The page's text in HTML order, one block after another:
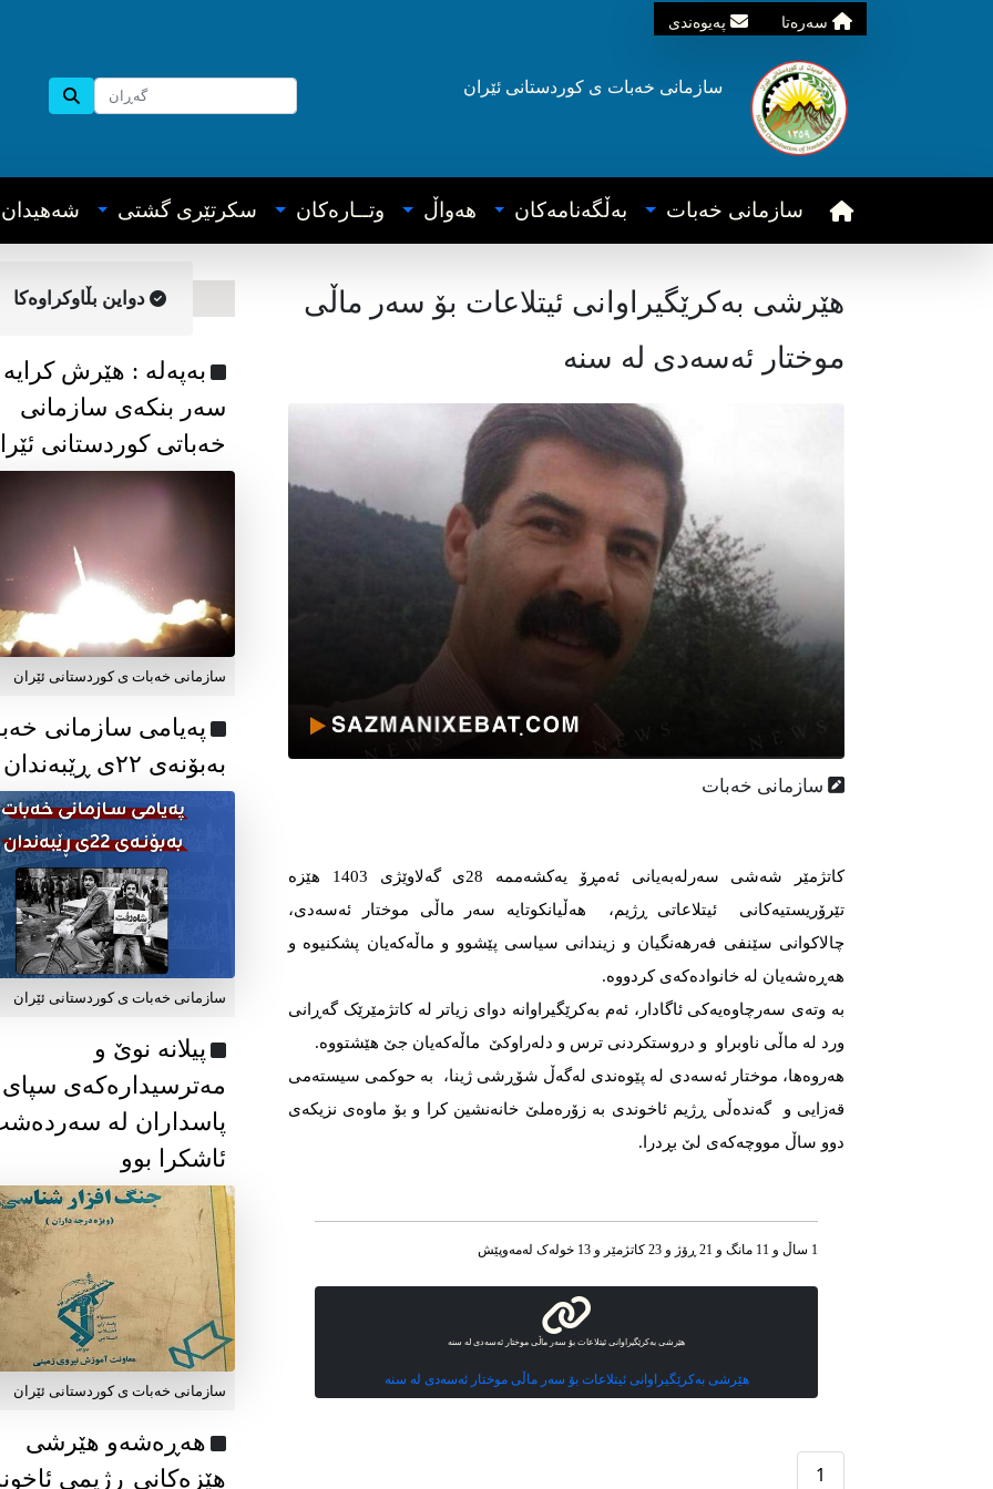
سه‌ره‌تا په‌یوه‌ندی
سازمانی خه‌بات ی کوردستانی ئێران
سازمانی خه‌بات به‌ڵگه‌نامه‌کان هه‌واڵ وتــاره‌کان سکرتێری گشتی شه‌هیدان
هێرشی بەکرێگیراوانی ئیتلاعات بۆ سەر ماڵی
موختار ئەسەدی لە سنە
سازمانی خەبات
کاتژمێر شەشی سەرلەبەیانی ئەمڕۆ یەکشەممە 28ی گەلاوێژی 1403 هێزە
تێرۆریستیەکانی ئیتلاعاتی ڕژیم، هەڵیانکوتایە سەر ماڵی موختار ئەسەدی،
چالاکوانی سێنفی فەرهەنگیان و زیندانی سیاسی پێشوو و ماڵەكەیان پشكنیوە و
هەڕەشەیان لە خانوادەکەی کردووە.
بە وتەی سەرچاوەیەکی ئاگادار، ئەم بەکرێگیراوانە دوای زیاتر لە کاتژمێرێک گەڕانی
ورد لە ماڵی ناوبراو و دروستكردنی ترس و دلەراوکێ ماڵەكەیان جێ هێشتووە.
هەروەها، موختار ئەسەدی لە پێوەندی لەگەڵ شۆڕشی ژینا، بە حوکمی سیستەمی
قەزایی و گەندەڵی ڕژیم ئاخوندی بە زۆرەملێ خانەنشین کرا و بۆ ماوەی نزیکەی
دوو ساڵ مووچەكەی لێ بڕدرا.
1 ساڵ و 11 مانگ و 21 ڕۆژ و 23 کاتژمێر و 13 خوله‌ک له‌مه‌وپێش‌
هێرشی بەکرێگیراوانی ئیتلاعات بۆ سەر ماڵی موختار ئەسەدی لە سنە
هێرشی بەکرێگیراوانی ئیتلاعات بۆ سەر ماڵی موختار ئەسەدی لە سنە
1
دواین بڵاوکراوه‌کا
به‌په‌له‌ : هێرش کرایە
سەر بنکەی سازمانی
خەباتی کوردستانی
سازمانی خەبات ی کوردستانی ئێران
پەیامی سازمانی
بەبۆنەی ۲۲ی ڕێبەندان
سازمانی خەبات ی كوردستانی ئێران
پیلانە نوێ و
مەترسیدارەکەی سپای
پاسداران لە
ئاشکرا بوو
سازمانی خەبات ی كوردستانی ئێران
هەڕەشەو هێرشی
هێزەکانی ڕژیمی